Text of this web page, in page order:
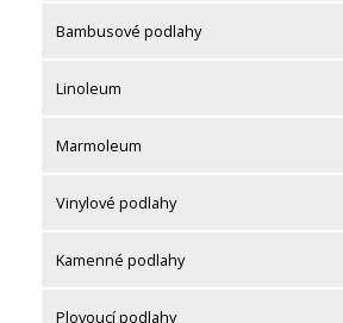
Bambusové podlahy
Linoleum
Marmoleum
Vinylové podlahy
Kamenné podlahy
Plovoucí podlahy